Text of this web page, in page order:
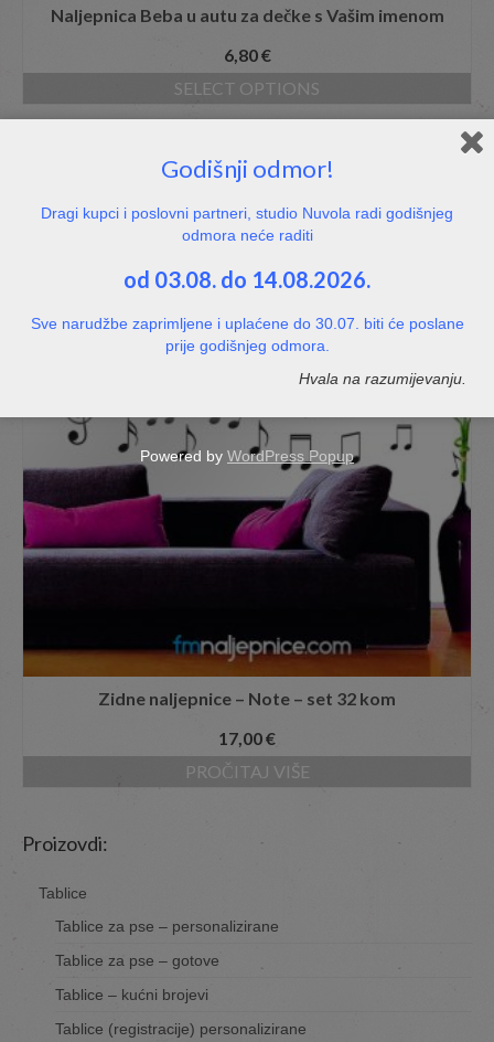
Naljepnica Beba u autu za dečke s Vašim imenom
6,80€
SELECT OPTIONS
Povezani proizvodi
Zidne naljepnice – Note – set 32 kom
17,00€
PROČITAJ VIŠE
Proizovdi:
Tablice
Tablice za pse – personalizirane
Tablice za pse – gotove
Tablice – kućni brojevi
Tablice (registracije) personalizirane
Godišnji odmor!
Dragi kupci i poslovni partneri, studio Nuvola radi godišnjeg
odmora neće raditi
od 03.08. do 14.08.2026.
Sve narudžbe zaprimljene i uplaćene do 30.07. biti će poslane
prije godišnjeg odmora.
Hvala na razumijevanju.
Powered by WordPress Popup